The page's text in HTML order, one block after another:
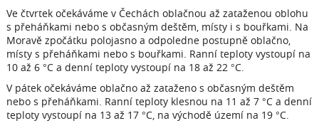
Ve čtvrtek očekáváme v Čechách oblačnou až zataženou oblohu
s přeháňkami nebo s občasným deštěm, místy i s bouřkami. Na
Moravě zpočátku polojasno a odpoledne postupně oblačno,
místy s přeháňkami nebo s bouřkami. Ranní teploty vystoupí na
10 až 6 °C a denní teploty vystoupí na 18 až 22 °C.
V pátek očekáváme oblačno až zataženo s občasným deštěm
nebo s přeháňkami. Ranní teploty klesnou na 11 až 7 °C a denní
teploty vystoupí na 13 až 17 °C, na východě území na 19 °C.